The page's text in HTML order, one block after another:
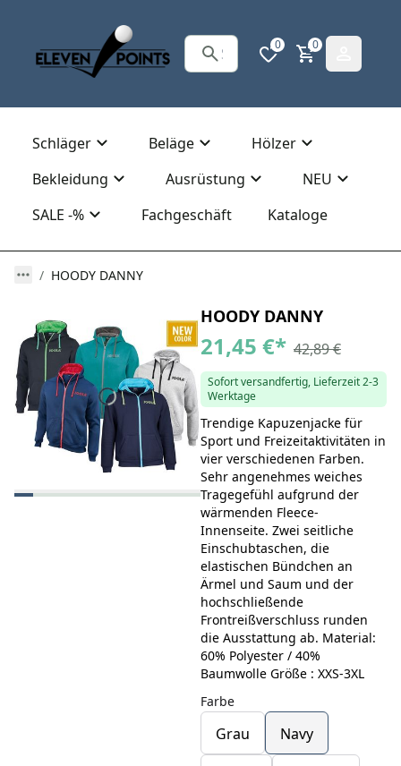
0 0
Schläger Beläge
Hölzer
Bekleidung
Ausrüstung
NEU
SALE -%
Fachgeschäft Kataloge
HOODY DANNY
HOODY DANNY
21,45 €* 42,89 €
Sofort versandfertig, Lieferzeit 2-3
Werktage
Trendige Kapuzenjacke für
Sport und Freizeitaktivitäten in
vier verschiedenen Farben.
Sehr angenehmes weiches
Tragegefühl aufgrund der
wärmenden Fleece-
Innenseite. Zwei seitliche
Einschubtaschen, die
elastischen Bündchen an
Ärmel und Saum und der
hochschließende
Frontreißverschluss runden
die Ausstattung ab. Material:
60% Polyester / 40%
Baumwolle Größe : XXS-3XL
Farbe
Grau Navy